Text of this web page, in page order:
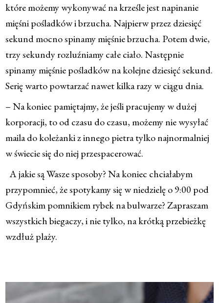
które możemy wykonywać na krześle jest napinanie
mięśni pośladków i brzucha. Najpierw przez dziesięć
sekund mocno spinamy mięśnie brzucha. Potem dwie,
trzy sekundy rozluźniamy całe ciało. Następnie
spinamy mięśnie pośladków na kolejne dziesięć sekund.
Serię warto powtarzać nawet kilka razy w ciągu dnia.
– Na koniec pamiętajmy, że jeśli pracujemy w dużej
korporacji, to od czasu do czasu, możemy nie wysyłać
maila do koleżanki z innego pietra tylko najnormalniej
w świecie się do niej przespacerować.
A jakie są Wasze sposoby? Na koniec chciałabym
przypomnieć, że spotykamy się w niedzielę o 9:00 pod
Gdyńskim pomnikiem rybek na bulwarze? Zapraszam
wszystkich biegaczy, i nie tylko, na krótką przebieżkę
wzdłuż plaży.